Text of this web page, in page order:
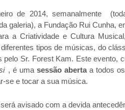
de 2014, semanalmente
galeria), a Fundação Rui Cunha,
a Criatividade e Cultura
tipos de músicas, do
Sr. Forest Kam. Este evento,
, é umasessão aberta a todos
se e tocar a sua música.
avisado com a devida